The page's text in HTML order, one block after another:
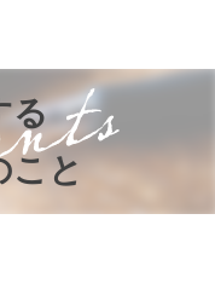
話
る会®
る
こと